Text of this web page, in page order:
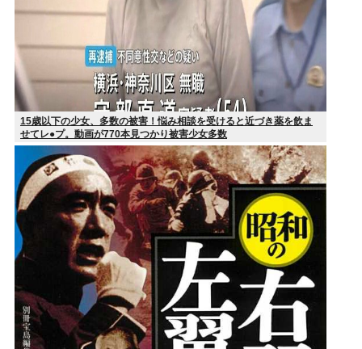
15歳以下の少女、多数の被害！悩み相談を受けると近づき薬を飲ま
せてレ●プ。動画が770本見つかり被害少女多数